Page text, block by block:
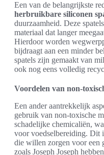
Een van de belangrijkste
herbruikbare siliconen
duurzaamheid. Deze
materiaal dat langer
Hierdoor worden
bijdraagt aan een minder
spatels zijn gemaakt van
ook nog eens volledig
Voordelen van non-
Een ander aantrekkelijk
gebruik van non-toxische
schadelijke chemicaliën,
voor voedselbereiding. Dit
die willen zorgen voor een
zoals Joseph Joseph